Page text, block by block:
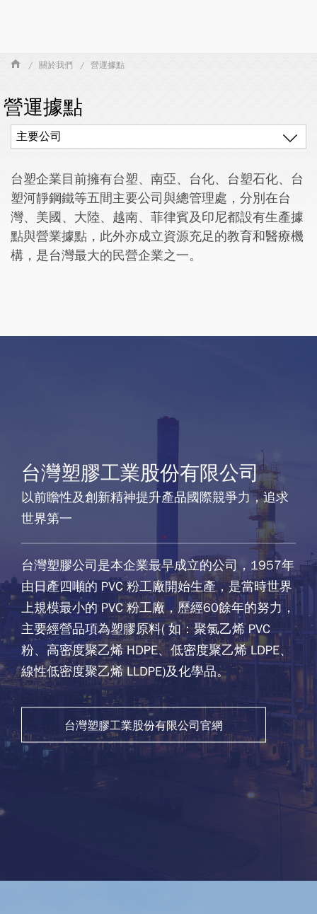
關於我們 營運據點
營運據點
主要公司
台塑企業目前擁有台塑、南亞、台化、台塑石化、台
塑河靜鋼鐵等五間主要公司與總管理處，分別在台
灣、美國、大陸、越南、菲律賓及印尼都設有生產據
點與營業據點，此外亦成立資源充足的教育和醫療機
構，是台灣最大的民營企業之一。
台灣塑膠工業股份有限公司
以前瞻性及創新精神提升產品國際競爭力，追求
世界第一
台灣塑膠公司是本企業最早成立的公司，1957年
由日產四噸的 PVC 粉工廠開始生產，是當時世界
上規模最小的 PVC 粉工廠，歷經60餘年的努力，
主要經營品項為塑膠原料( 如：聚氯乙烯 PVC
粉、高密度聚乙烯 HDPE、低密度聚乙烯 LDPE、
線性低密度聚乙烯 LLDPE)及化學品。
台灣塑膠工業股份有限公司官網